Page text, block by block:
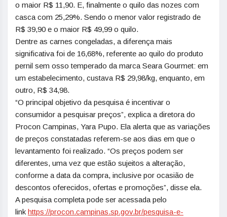
o maior R$ 11,90. E, finalmente o quilo das nozes com
casca com 25,29%. Sendo o menor valor registrado de
R$ 39,90 e o maior R$ 49,99 o quilo.
Dentre as carnes congeladas, a diferença mais
significativa foi de 16,68%, referente ao quilo do produto
pernil sem osso temperado da marca Seara Gourmet: em
um estabelecimento, custava R$ 29,98/kg, enquanto, em
outro, R$ 34,98.
“O principal objetivo da pesquisa é incentivar o
consumidor a pesquisar preços”, explica a diretora do
Procon Campinas, Yara Pupo. Ela alerta que as variações
de preços constatadas referem-se aos dias em que o
levantamento foi realizado. “Os preços podem ser
diferentes, uma vez que estão sujeitos a alteração,
conforme a data da compra, inclusive por ocasião de
descontos oferecidos, ofertas e promoções”, disse ela.
A pesquisa completa pode ser acessada pelo
link https://procon.campinas.sp.gov.br/pesquisa-e-